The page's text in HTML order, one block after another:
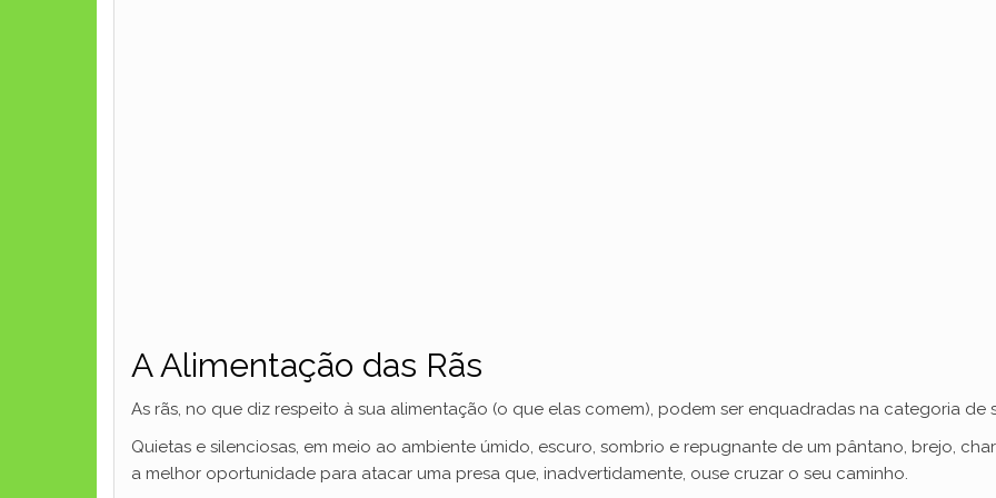
A Alimentação das Rãs
As rãs, no que diz respeito à sua alimentação (o que elas comem), podem ser enquadradas na categoria de
Quietas e silenciosas, em meio ao ambiente úmido, escuro, sombrio e repugnante de um pântano, brejo,
a melhor oportunidade para atacar uma presa que, inadvertidamente, ouse cruzar o seu caminho.